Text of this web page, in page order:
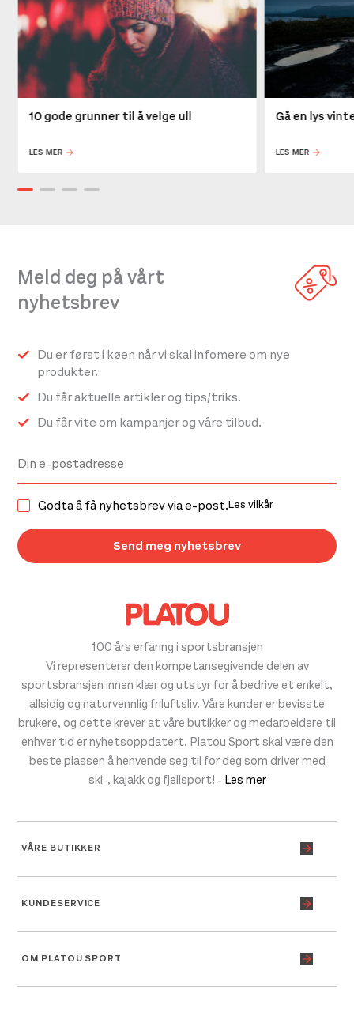
10 gode grunner til å velge ull
LES MER
Gå en lys
LES MER
100 års erfaring i sportsbransjen
Vi representerer den kompetansegivende delen av
sportsbransjen innen klær og utstyr for å bedrive et enkelt,
allsidig og naturvennlig friluftsliv. Våre kunder er bevisste
brukere, og dette krever at våre butikker og medarbeidere til
enhver tid er nyhetsoppdatert. Platou Sport skal være den
beste plassen å henvende seg til for deg som driver med
ski-, kajakk og fjellsport! - Les mer
VÅRE BUTIKKER
KUNDESERVICE
OM PLATOU SPORT
Meld deg på vårt
nyhetsbrev
Du er først i køen når vi skal infomere om nye
produkter.
Du får aktuelle artikler og tips/triks.
Du får vite om kampanjer og våre tilbud.
Godta å få nyhetsbrev via e-post.Les vilkår